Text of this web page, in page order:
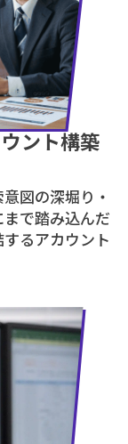
ント構築
図の深堀り・
で踏み込んだ
るアカウント